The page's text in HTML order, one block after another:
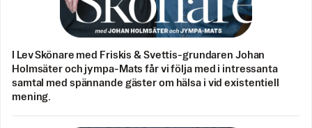
I Lev Skönare med Friskis & Svettis-grundaren Johan
Holmsäter och jympa-Mats får vi följa med i intressanta
samtal med spännande gäster om hälsa i vid existentiell
mening.